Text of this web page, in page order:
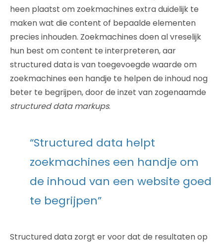
heen plaatst om zoekmachines extra duidelijk te
maken wat die content of bepaalde elementen
precies inhouden. Zoekmachines doen al vreselijk
hun best om content te interpreteren, aar
structured data is van toegevoegde waarde om
zoekmachines een handje te helpen de inhoud nog
beter te begrijpen, door de inzet van zogenaamde
structured data markups.
“Structured data helpt
zoekmachines een handje om
de inhoud van een website goed
te begrijpen”
Structured data zorgt er voor dat de resultaten op